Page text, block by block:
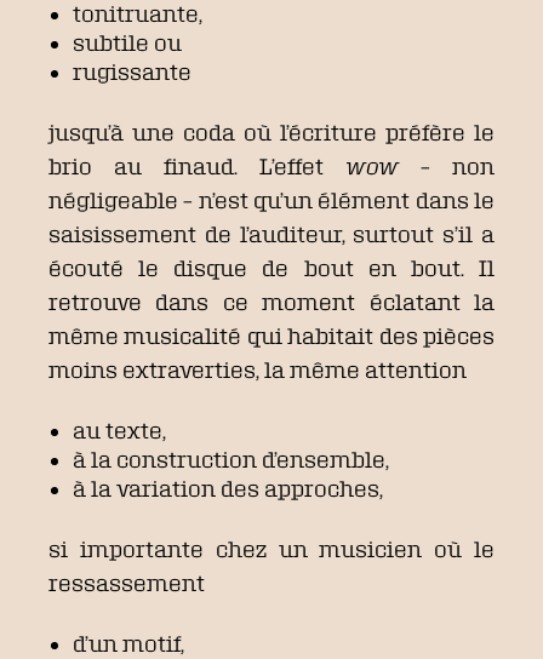
tonitruante,
subtile ou
rugissante
jusqu’à une coda où l’écriture préfère le
brio au finaud. L’effet wow– non
négligeable – n’est qu’un élément dans le
saisissement de l’auditeur, surtout s’il a
écouté le disque de bout en bout. Il
retrouve dans ce moment éclatant la
même musicalité qui habitait des pièces
moins extraverties, la même attention
au texte,
à la construction d’ensemble,
à la variation des approches,
si importante chez un musicien où le
ressassement
d’un motif,